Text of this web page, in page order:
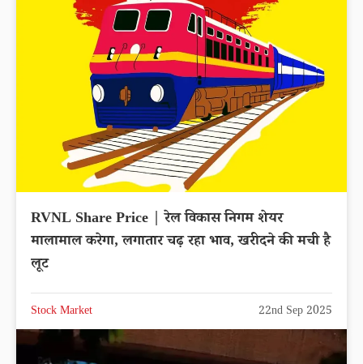
RVNL Share Price | रेल विकास निगम शेयर
मालामाल करेगा, लगातार चढ़ रहा भाव, खरीदने की मची है
लूट
Stock Market 22nd Sep 2025